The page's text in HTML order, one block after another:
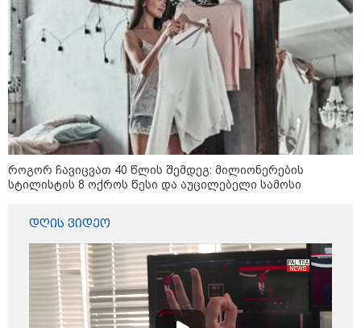
მოვლენების ქრონოლოგია, რომელიც
შესაძლოა, აღარ გვახსოვს
11:36 / 08-08-2026
როგორ ჩავიცვათ 40 წლის შემდეგ: მილიონერების
სტილისტის 8 ოქროს წესი და აუცილებელი სამოსი
დღის ვიდეო